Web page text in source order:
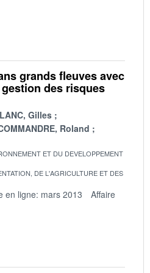
grands fleuves avec
des risques
Gilles
Roland
ET DU DEVELOPPEMENT
DE L'AGRICULTURE ET DES
en ligne: mars 2013
Affaire